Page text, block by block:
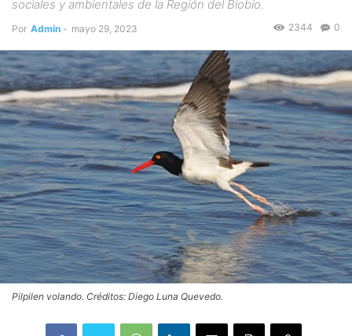
sociales y ambientales de la Región del Biobío.
Por Admin - mayo 29, 2023 0
2344
Pilpilen volando. Créditos: Diego Luna Quevedo.